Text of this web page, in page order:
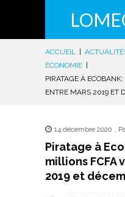
ACCUEIL
ÉCONOMIE
PIRATAGE À
ENTRE MARS 2019 ET
14 décembre 2020 ,
Piratage à
millions FCFA
2019 et